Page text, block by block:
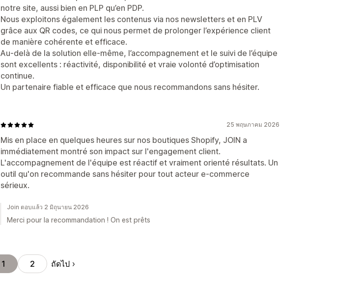
notre site, aussi bien en PLP qu’en PDP.
Nous exploitons également les contenus via nos newsletters et en PLV
grâce aux QR codes, ce qui nous permet de prolonger l’expérience client
de manière cohérente et efficace.
Au-delà de la solution elle-même, l’accompagnement et le suivi de l’équipe
sont excellents : réactivité, disponibilité et vraie volonté d’optimisation
continue.
Un partenaire fiable et efficace que nous recommandons sans hésiter.
25 พฤษภาคม 2026
Mis en place en quelques heures sur nos boutiques Shopify, JOIN a
immédiatement montré son impact sur l'engagement client.
L'accompagnement de l'équipe est réactif et vraiment orienté résultats. Un
outil qu'on recommande sans hésiter pour tout acteur e-commerce
sérieux.
Join ตอบแล้ว 2 มิถุนายน 2026
Merci pour la recommandation ! On est prêts
1 2 ถัดไป